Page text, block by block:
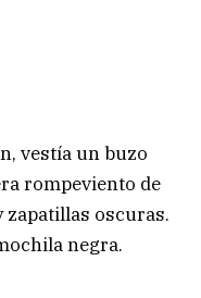
vestía un buzo
rompeviento de
oscuras.
negra.